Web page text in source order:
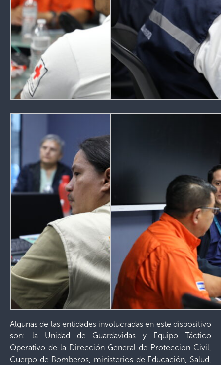
Algunas de las entidades involucradas en este dispositivo
son: la Unidad de Guardavidas y Equipo Táctico
Operativo de la Dirección General de Protección Civil,
Cuerpo de Bomberos, ministerios de Educación, Salud,